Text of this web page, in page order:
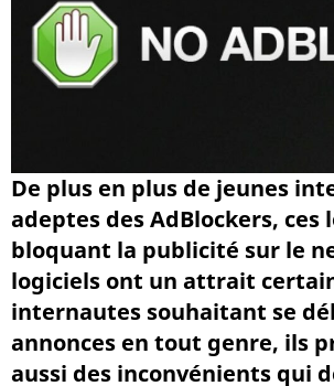
De plus en plus de jeunes
adeptes des AdBlockers, ces
bloquant la publicité sur le
logiciels ont un attrait
internautes souhaitant se
annonces en tout genre, ils
aussi des inconvénients qui